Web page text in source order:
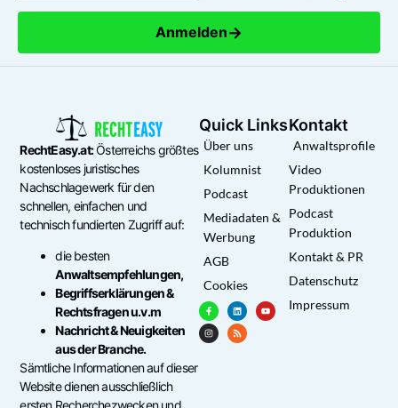
Anmelden→
RechtEasy.at:Österreichs größtes
kostenloses juristisches
Nachschlagewerk für den
schnellen, einfachen und
technisch fundierten Zugriff auf:
die besten
Anwaltsempfehlungen,
Begriffserklärungen &
Rechtsfragen u.v.m
Nachricht & Neuigkeiten
aus der Branche.
Sämtliche Informationen auf dieser
Website dienen ausschließlich
Quick Links
Über uns
Kolumnist
Podcast
Mediadaten &
Werbung
AGB
Cookies
Kontakt
Anwaltsprofile
Video
Produktionen
Podcast
Produktion
Kontakt & PR
Datenschutz
Impressum